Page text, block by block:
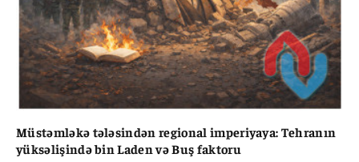
Müstəmləkə tələsindən regional imperiyaya: Tehranın
yüksəlişində bin Laden və Buş faktoru